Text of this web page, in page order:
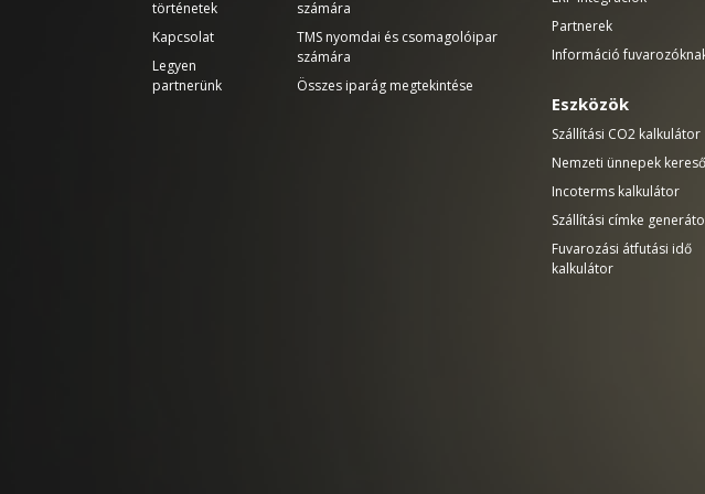
történetek
Kapcsolat
Legyen
partnerünk
számára
TMS nyomdai és csomagolóipar
számára
Összes iparág megtekintése
Partnerek
Információ
Eszközök
Szállítási CO2 kalkulátor
Nemzeti ünnepek kereső
Incoterms kalkulátor
Szállítási címke
Fuvarozási átfutási idő
kalkulátor